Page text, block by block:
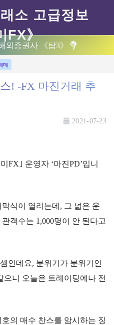
외증권사 《탑3》
매
! -FX 마진거래 추
2021-07-23
FX｣ 운영자 ‘마진PD’입니
식이 열리는데, 그 넓은 운
객수는 1,000명이 안 된다고
인데요, 분위기가 분위기인
니 오늘은 트레이딩에나 전
의 매수 찬스를 암시하는 징